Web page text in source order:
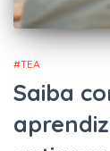
#TEA
Saiba